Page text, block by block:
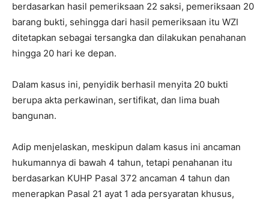
berdasarkan hasil pemeriksaan 22 saksi, pemeriksaan 20
barang bukti, sehingga dari hasil pemeriksaan itu WZI
ditetapkan sebagai tersangka dan dilakukan penahanan
hingga 20 hari ke depan.
Dalam kasus ini, penyidik berhasil menyita 20 bukti
berupa akta perkawinan, sertifikat, dan lima buah
bangunan.
Adip menjelaskan, meskipun dalam kasus ini ancaman
hukumannya di bawah 4 tahun, tetapi penahanan itu
berdasarkan KUHP Pasal 372 ancaman 4 tahun dan
menerapkan Pasal 21 ayat 1 ada persyaratan khusus,